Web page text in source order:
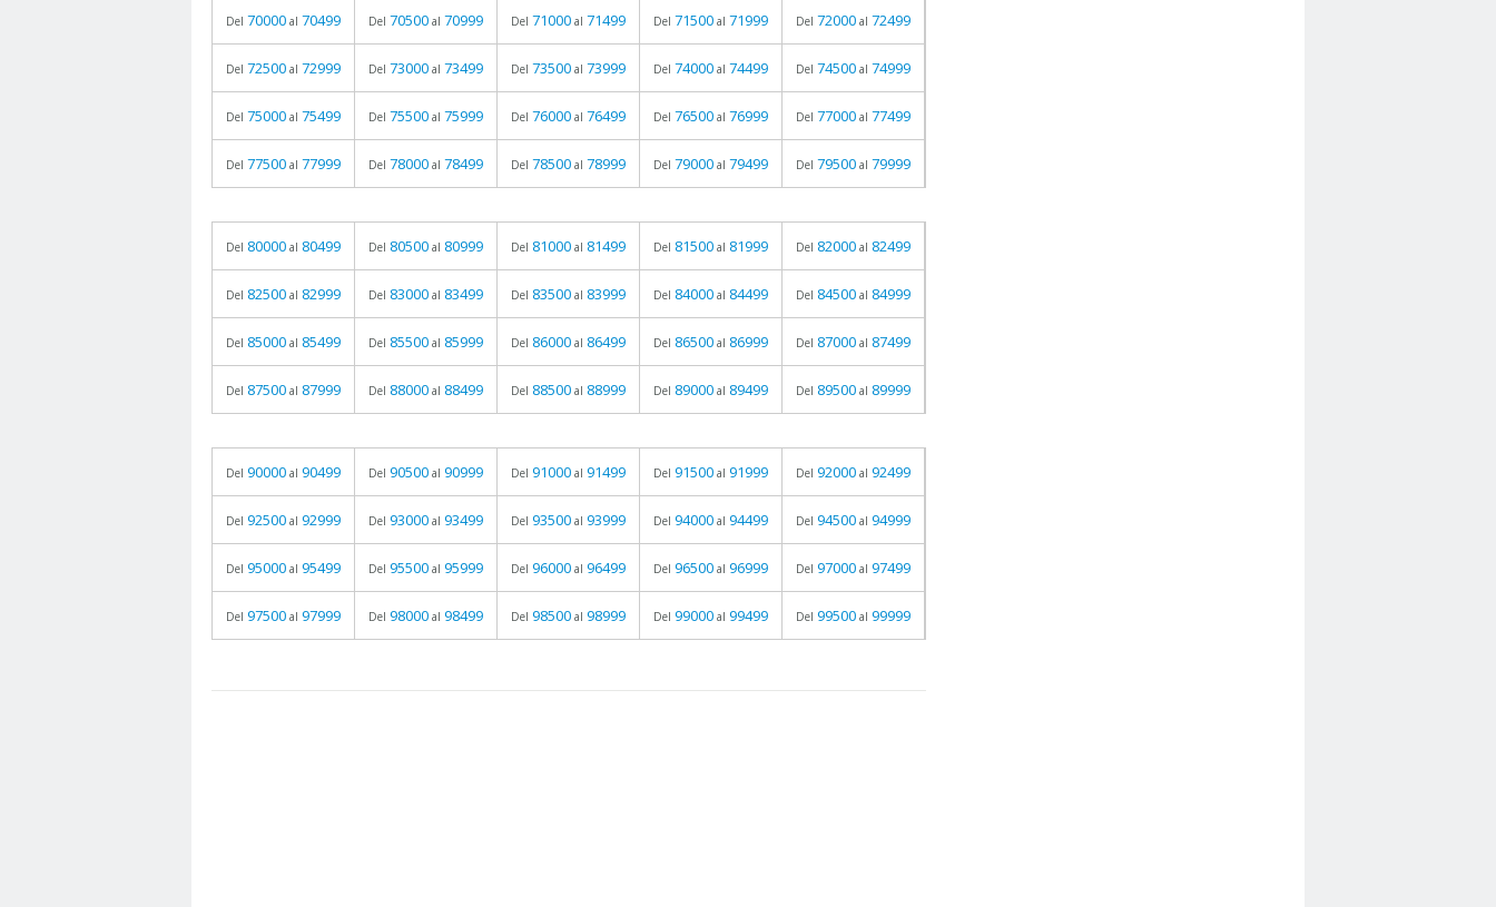
Del 70000 al 70499 Del 70500 al 70999 Del 71000 al 71499 Del 71500 al 71999 Del 72000 al 72499
Del 72500 al 72999 Del 73000 al 73499 Del 73500 al 73999 Del 74000 al 74499 Del 74500 al 74999
Del 75000 al 75499 Del 75500 al 75999 Del 76000 al 76499 Del 76500 al 76999 Del 77000 al 77499
Del 77500 al 77999 Del 78000 al 78499 Del 78500 al 78999 Del 79000 al 79499 Del 79500 al 79999
Del 80000 al 80499 Del 80500 al 80999 Del 81000 al 81499 Del 81500 al 81999 Del 82000 al 82499
Del 82500 al 82999 Del 83000 al 83499 Del 83500 al 83999 Del 84000 al 84499 Del 84500 al 84999
Del 85000 al 85499 Del 85500 al 85999 Del 86000 al 86499 Del 86500 al 86999 Del 87000 al 87499
Del 87500 al 87999 Del 88000 al 88499 Del 88500 al 88999 Del 89000 al 89499 Del 89500 al 89999
Del 90000 al 90499 Del 90500 al 90999 Del 91000 al 91499 Del 91500 al 91999 Del 92000 al 92499
Del 92500 al 92999 Del 93000 al 93499 Del 93500 al 93999 Del 94000 al 94499 Del 94500 al 94999
Del 95000 al 95499 Del 95500 al 95999 Del 96000 al 96499 Del 96500 al 96999 Del 97000 al 97499
Del 97500 al 97999 Del 98000 al 98499 Del 98500 al 98999 Del 99000 al 99499 Del 99500 al 99999